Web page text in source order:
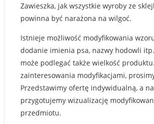
Zawieszka, jak wszystkie wyroby ze
powinna być narażona na wilgoć.
Istnieje możliwość modyfikowania
dodanie imienia psa, nazwy hodowli
może podlegać także wielkość
zainteresowania modyfikacjami,
Przedstawimy ofertę indywidualną, a
przygotujemy wizualizację
przedmiotu.